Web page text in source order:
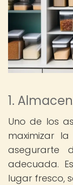
1.
Uno de los
maximizar
asegurarte
adecuada.
lugar fresco,